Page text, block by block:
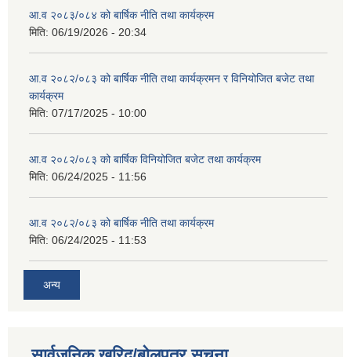
आ.व २०८३/०८४ को बार्षिक नीति तथा कार्यक्रम
मिति: 06/19/2026 - 20:34
आ.व २०८२/०८३ को बार्षिक नीति तथा कार्यक्रमन र विनियोजित बजेट तथा
कार्यक्रम
मिति: 07/17/2025 - 10:00
आ.व २०८२/०८३ को बार्षिक विनियोजित बजेट तथा कार्यक्रम
मिति: 06/24/2025 - 11:56
आ.व २०८२/०८३ को बार्षिक नीति तथा कार्यक्रम
मिति: 06/24/2025 - 11:53
अन्य